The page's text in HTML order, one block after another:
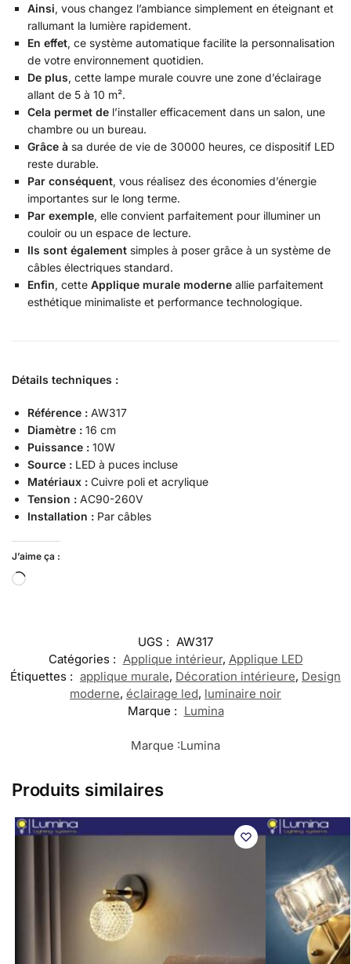
Ainsi, vous changez l’ambiance simplement en éteignant et
rallumant la lumière rapidement.
En effet, ce système automatique facilite la personnalisation
de votre environnement quotidien.
De plus, cette lampe murale couvre une zone d’éclairage
allant de 5 à 10 m².
Cela permet de l’installer efficacement dans un salon, une
chambre ou un bureau.
Grâce à sa durée de vie de 30000 heures, ce dispositif LED
reste durable.
Par conséquent, vous réalisez des économies d’énergie
importantes sur le long terme.
Par exemple, elle convient parfaitement pour illuminer un
couloir ou un espace de lecture.
Ils sont également simples à poser grâce à un système de
câbles électriques standard.
Enfin, cette Applique murale moderne allie parfaitement
esthétique minimaliste et performance technologique.
Détails techniques :
Référence : AW317
Diamètre : 16 cm
Puissance : 10W
Source : LED à puces incluse
Matériaux : Cuivre poli et acrylique
Tension : AC90-260V
Installation : Par câbles
J’aime ça :
UGS : AW317
Catégories : Applique intérieur, Applique LED
Étiquettes : applique murale, Décoration intérieure, Design
moderne, éclairage led, luminaire noir
Marque : Lumina
Marque :Lumina
Produits similaires